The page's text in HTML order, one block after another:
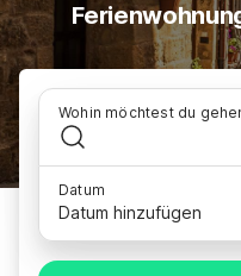
Wohin möchtest du
Datum
Datum hinzufügen